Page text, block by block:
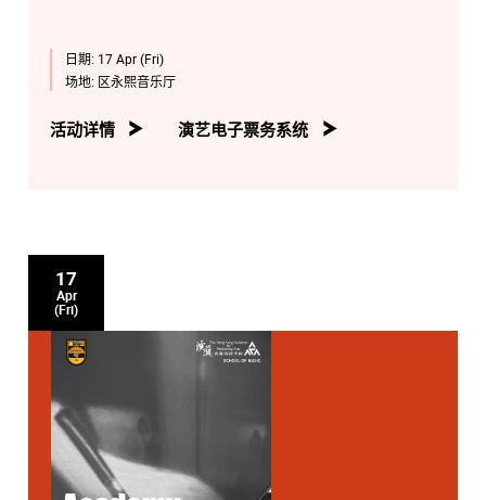
日期: 17 Apr (Fri)
场地: 区永熙音乐厅
活动详情 演艺电子票务系统
17
Apr
(Fri)